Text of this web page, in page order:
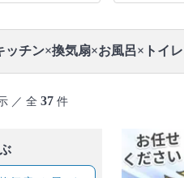
ッチン×換気扇×お風呂×トイ
／ 全 37 件